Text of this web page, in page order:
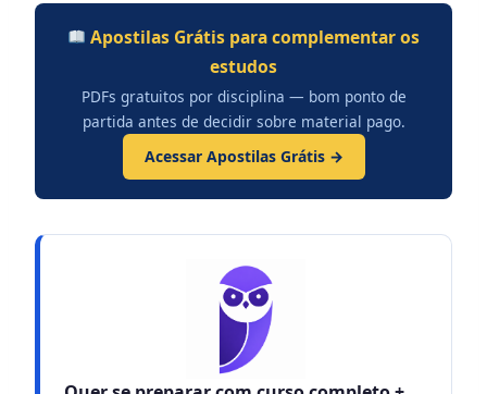
Apostilas Grátis para complementar os
estudos
PDFs gratuitos por disciplina — bom ponto de
partida antes de decidir sobre material pago.
Acessar Apostilas Grátis →